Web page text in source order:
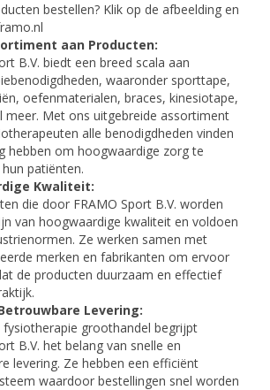
bestellen? Klik op de afbeelding en
aan Producten:
B.V. biedt een breed scala aan
waaronder sporttape,
oefenmaterialen, braces, kinesiotape,
meer. Met ons uitgebreide assortiment
alle benodigdheden vinden
hebben om hoogwaardige zorg te
patiënten.
Kwaliteit:
die door FRAMO Sport B.V. worden
van hoogwaardige kwaliteit en voldoen
Ze werken samen met
merken en fabrikanten om ervoor
de producten duurzaam en effectief
Levering:
fysiotherapie groothandel begrijpt
B.V. het belang van snelle en
levering. Ze hebben een efficiënt
waardoor bestellingen snel worden